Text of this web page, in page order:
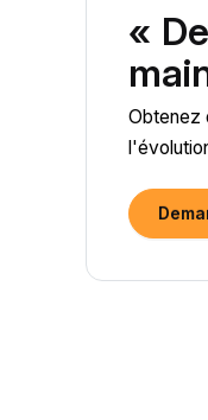
«
Obtenez